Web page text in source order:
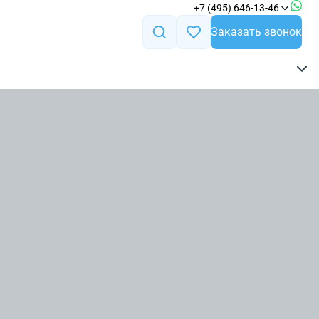
+7 (495) 646-13-46
Заказать звонок